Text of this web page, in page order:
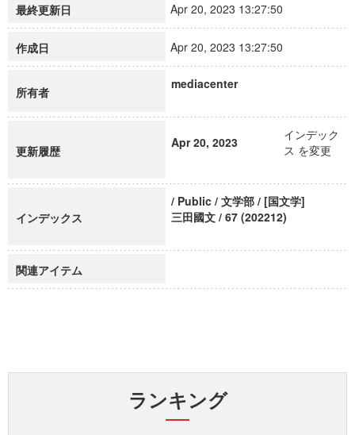
最終更新日 Apr 20, 2023 13:27:50
作成日 Apr 20, 2023 13:27:50
所有者
mediacenter
更新履歴
Apr 20, 2023
インデック
ス を変更
インデックス
/ Public / 文学部 / [国文学]
三田國文 / 67 (202212)
関連アイテム
ランキング